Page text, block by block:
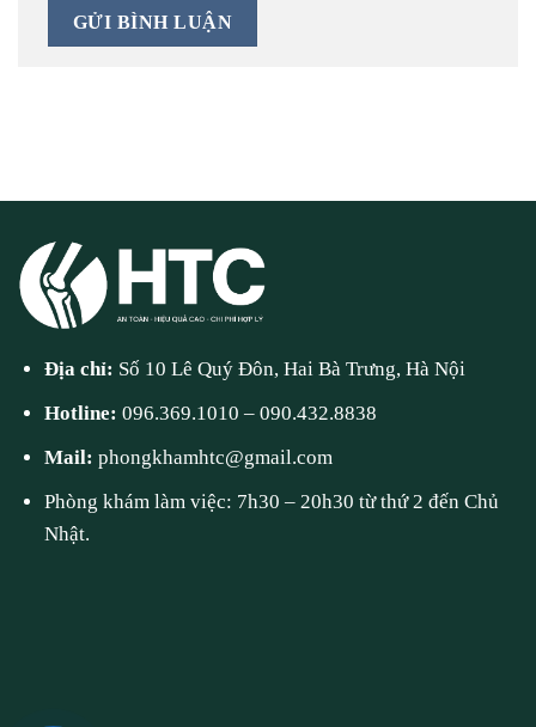
Địa chỉ: Số 10 Lê Quý Đôn, Hai Bà Trưng, Hà Nội
Hotline:096.369.1010 –090.432.8838
Mail:phongkhamhtc@gmail.com
Phòng khám làm việc: 7h30 – 20h30 từ thứ 2 đến Chủ
Nhật.